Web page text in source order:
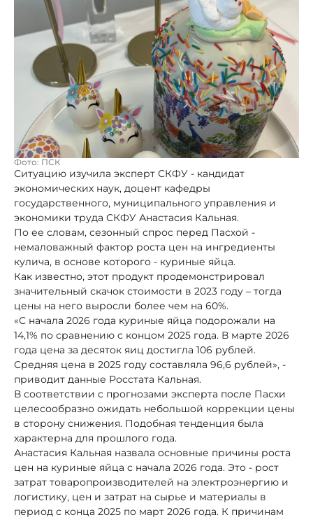
Фото: ПСК
Ситуацию изучила эксперт СКФУ - кандидат
экономических наук, доцент кафедры
государственного, муниципального управления и
экономики труда СКФУ Анастасия Кальная.
По ее словам, сезонный спрос перед Пасхой -
немаловажный фактор роста цен на ингредиенты
кулича, в основе которого - куриные яйца.
Как известно, этот продукт продемонстрировал
значительный скачок стоимости в 2023 году – тогда
цены на него выросли более чем на 60%.
«С начала 2026 года куриные яйца подорожали на
14,1% по сравнению с концом 2025 года. В марте 2026
года цена за десяток яиц достигла 106 рублей.
Средняя цена в 2025 году составляла 96,6 рублей», -
приводит данные Росстата Кальная.
В соответствии с прогнозами эксперта после Пасхи
целесообразно ожидать небольшой коррекции цены
в сторону снижения. Подобная тенденция была
характерна для прошлого года.
Анастасия Кальная назвала основные причины роста
цен на куриные яйца с начала 2026 года. Это - рост
затрат товаропроизводителей на электроэнергию и
логистику, цен и затрат на сырье и материалы в
период с конца 2025 по март 2026 года. К причинам